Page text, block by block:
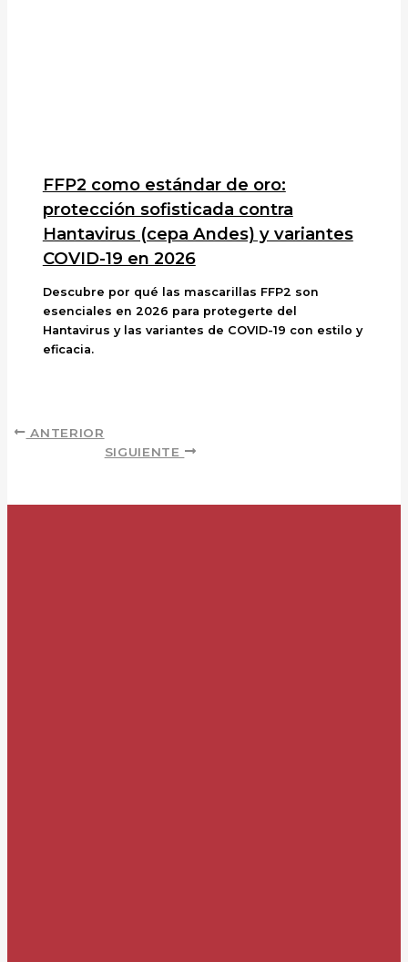
FFP2 como estándar de oro:
protección sofisticada contra
Hantavirus (cepa Andes) y variantes
COVID-19 en 2026
Descubre por qué las mascarillas FFP2 son
esenciales en 2026 para protegerte del
Hantavirus y las variantes de COVID-19 con estilo y
eficacia.
ANTERIOR
SIGUIENTE